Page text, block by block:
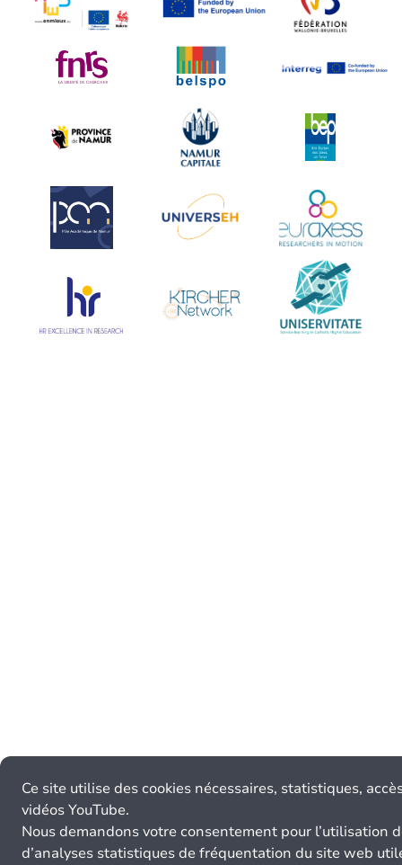
Ce site utilise des cookies nécessaires, statistiques,
vidéos YouTube.
Nous demandons votre consentement pour l’utilisation
d’analyses statistiques de fréquentation du site web